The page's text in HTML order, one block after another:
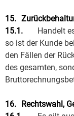
15.
15.1.
Handelt
so ist der Kunde
den Fällen der
des gesamten,
16. Rechtswahl,